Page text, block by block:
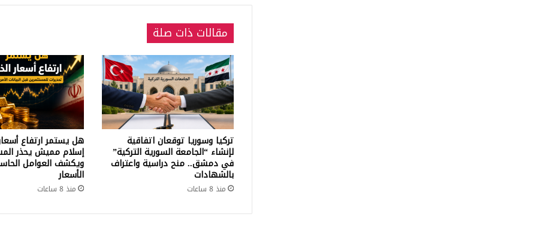
مقالات ذات صلة
تركيا وسوريا توقعان اتفاقية
لإنشاء “الجامعة السورية التركية”
في دمشق.. منح دراسية واعتراف
بالشهادات
منذ 8 ساعات
هل يستمر ارتفاع
إسلام مميش يحذر
ويكشف العوامل
الأسعار
منذ 8 ساعات